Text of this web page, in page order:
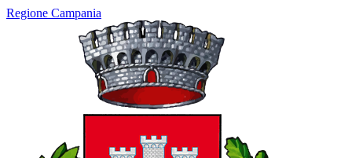
Regione Campania